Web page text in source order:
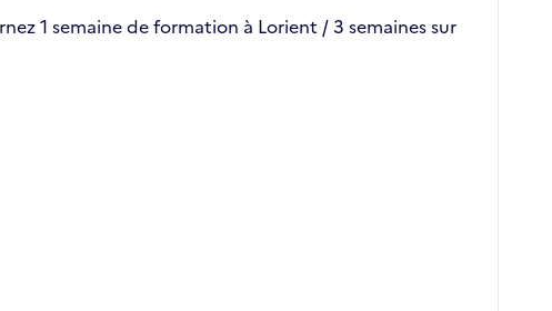
1 semaine de formation à Lorient / 3 semaines sur